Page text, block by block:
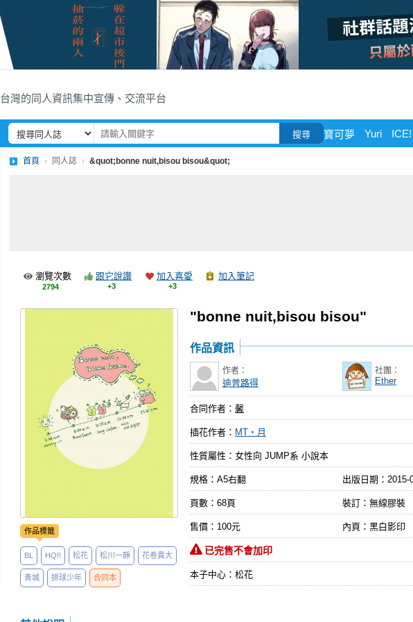
台灣的同人資訊集中宣傳、交流平台
搜尋 寶可夢 Yuri ICE!
首頁 同人誌 &quot;bonne nuit,bisou bisou&quot;
瀏覽次數
2794
跟它說讚
+3
加入喜愛
+3
加入筆記
"bonne nuit,bisou bisou"
作品標籤
BL HQ!! 松花 松川一靜 花卷貴大
青城 排球少年 合同本
作品資訊
作者：
迪普路得
社團：
Ether
合同作者： 馨
插花作者： MT‧月
性質屬性：女性向 JUMP系 小說本
規格：A5右翻 出版日期： 2015-
頁數：68頁 裝訂：無線膠裝
售價：100元 內頁：黑白影印
已完售不會加印
本子中心：松花